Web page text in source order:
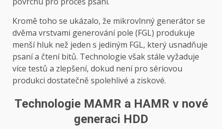
Kromě toho se ukázalo, že mikrovlnný generátor se
dvěma vrstvami generování pole (FGL) produkuje
menší hluk než jeden s jediným FGL, který usnadňuje
psaní a čtení bitů. Technologie však stále vyžaduje
více testů a zlepšení, dokud není pro sériovou
produkci dostatečně spolehlivé a ziskové.
Technologie MAMR a HAMR v nové
generaci HDD